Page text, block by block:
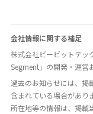
会社情報に関する補足
株式会社ビービットテッ
Segment」の開発・運営
過去のお知らせには、掲
含まれている場合があり
所在地等の情報は、掲載